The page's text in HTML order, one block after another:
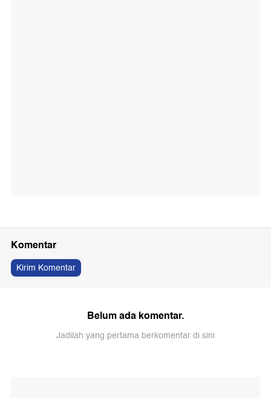
Komentar
Kirim Komentar
Belum ada komentar.
Jadilah yang pertama berkomentar di sini